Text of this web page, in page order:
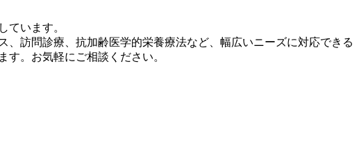
ています。
訪問診療、抗加齢医学的栄養療法など、幅広いニーズに対応できる
。お気軽にご相談ください。